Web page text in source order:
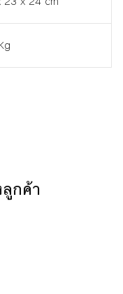
กค้า